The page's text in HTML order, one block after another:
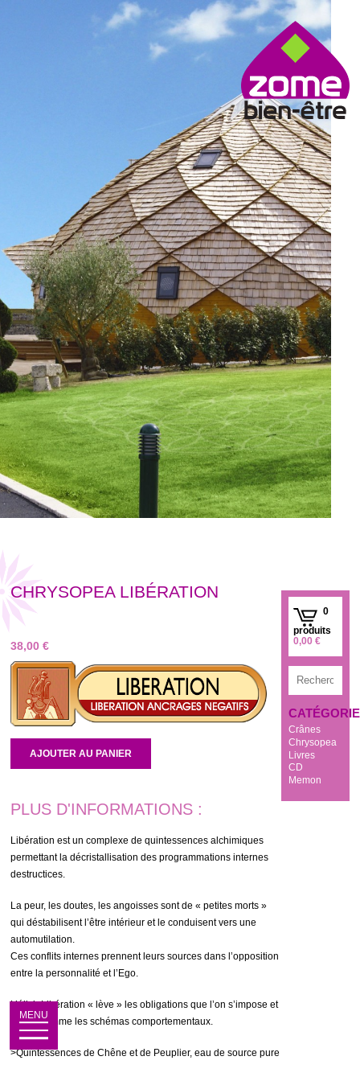
0
produits
0,00 €
Crânes
Chrysopea
Livres
CD
Memon
CHRYSOPEA LIBÉRATION
38,00€
AJOUTER AU PANIER
PLUS D'INFORMATIONS :
Libération est un complexe de quintessences alchimiques
permettant la décristallisation des programmations internes
destructices.
La peur, les doutes, les angoisses sont de « petites morts »
qui déstabilisent l’être intérieur et le conduisent vers une
automutilation.
Ces conflits internes prennent leurs sources dans l’opposition
entre la personnalité et l’Ego.
L’élixir Libération « lève » les obligations que l’on s’impose et
déprogramme les schémas comportementaux.
>Quintessences de Chêne et de Peuplier, eau de source pure